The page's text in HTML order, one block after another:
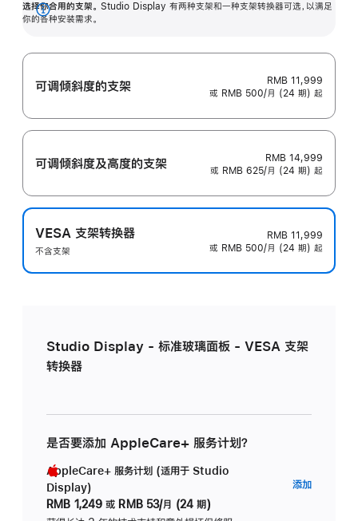
选择你合用的支架。 Studio Display 有两种支架和一种支架转换器可选，以满足
你的各种安装需求。
展
可调倾斜度的支架
RMB 11,999
或 RMB 500/月 (24 期) 起
可调倾斜度及高‍度的支‍架
RMB 14,999
或 RMB 625/月 (24 期) 起
VESA 支架转换器
不含支架
RMB 11,999
或 RMB 500/月 (24 期) 起
Studio Display - 标准玻璃面板 - VESA 支架
转换器
是否要添加 AppleCare+ 服务计划？
AppleCare+ 服务计划 (适用于 Studio
Display)
RMB 1,249 或 RMB 53/月 (24 期)
添加